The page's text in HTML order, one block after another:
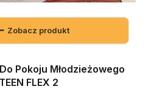
Zobacz produkt
Pokoju Młodzieżowego
TEEN FLEX 2